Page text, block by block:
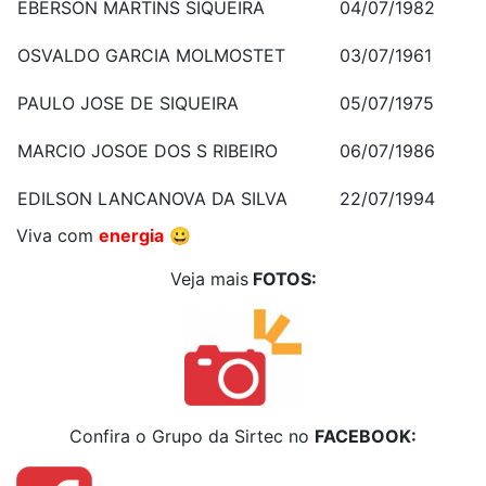
EBERSON MARTINS SIQUEIRA 04/07/1982
OSVALDO GARCIA MOLMOSTET 03/07/1961
PAULO JOSE DE SIQUEIRA 05/07/1975
MARCIO JOSOE DOS S RIBEIRO 06/07/1986
EDILSON LANCANOVA DA SILVA
22/07/1994
Viva com energia 😀
Veja maisFOTOS:
Confira o Grupo da Sirtec no FACEBOOK: